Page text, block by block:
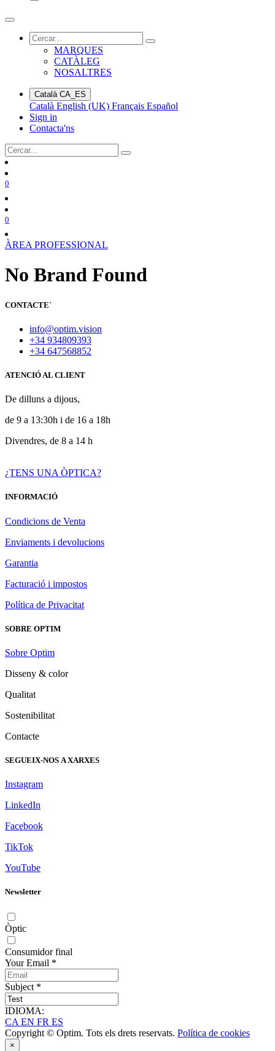
MARQUES
CATÀLEG
NOSALTRES
Català CA_ES
Català English (UK) Français Español
Sign in
Contacta'ns
0
0
ÀREA PROFESSIONAL
No Brand Found
CONTACTE`
info@optim.vision
+34 934809393
+34 647568852
ATENCIÓ AL CLIENT
De dilluns a dijous,
de 9 a 13:30h i de 16 a 18h
Divendres, de 8 a 14 h
¿TENS UNA ÒPTICA?
INFORMACIÓ
Condicions de Venta
Enviaments i devolucions
Garantia
Facturació i impostos
Política de Privacitat
SOBRE OPTIM
Sobre Optim
Disseny & color
Qualitat
Sostenibilitat
Contacte
SEGUEIX-NOS A XARXES
Instagram
LinkedIn
Facebook
TikTok
YouTube
Newsletter
Òptic
Consumidor final
Your Email *
Subject *
IDIOMA:
CA EN FR ES
Copyright © Optim. Tots els drets reservats. Política de cookies
×